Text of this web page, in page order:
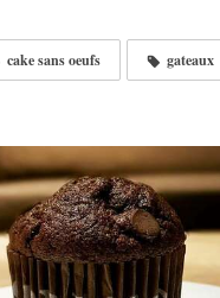
cake sans oeufs gateaux